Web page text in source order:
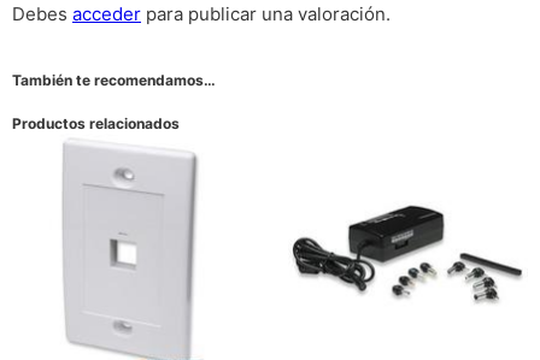
Debes acceder para publicar una valoración.
También te recomendamos…
Productos relacionados